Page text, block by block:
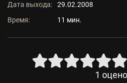
Дата выхода:
29.02.2008
Время:
11 мин.
1